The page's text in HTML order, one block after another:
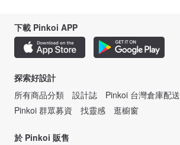
下載 Pinkoi APP
探索好設計
所有商品分類
設計誌 Pinkoi 台灣倉庫配送
Pinkoi 群眾募資
找靈感 逛櫥窗
於 Pinkoi 販售